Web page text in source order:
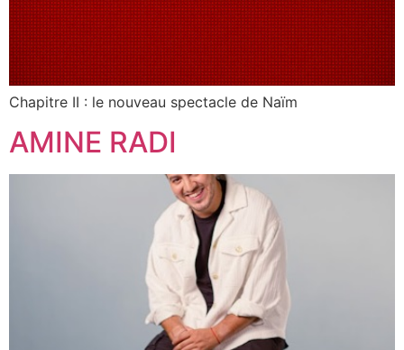
Chapitre II : le nouveau spectacle de Naïm
AMINE RADI